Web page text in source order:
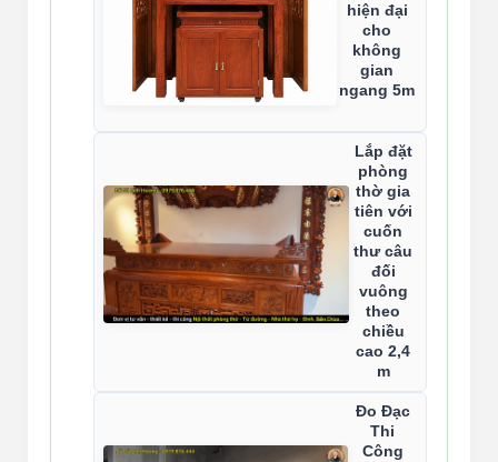
hiện đại
cho
không
gian
ngang 5m
Lắp đặt
phòng
thờ gia
tiên với
cuốn
thư câu
đối
vuông
theo
chiều
cao 2,4
m
Đo Đạc
Thi
Công